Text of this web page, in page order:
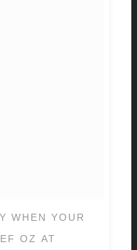
WHEN YOUR
OZ AT